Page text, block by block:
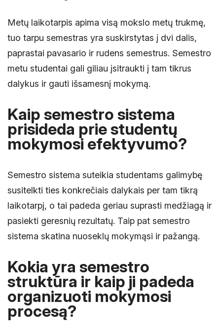
Metų laikotarpis apima visą mokslo metų trukmę,
tuo tarpu semestras yra suskirstytas į dvi dalis,
paprastai pavasario ir rudens semestrus. Semestro
metu studentai gali giliau įsitraukti į tam tikrus
dalykus ir gauti išsamesnį mokymą.
Kaip semestro sistema
prisideda prie studentų
mokymosi efektyvumo?
Semestro sistema suteikia studentams galimybę
susitelkti ties konkrečiais dalykais per tam tikrą
laikotarpį, o tai padeda geriau suprasti medžiagą ir
pasiekti geresnių rezultatų. Taip pat semestro
sistema skatina nuoseklų mokymąsi ir pažangą.
Kokia yra semestro
struktūra ir kaip ji padeda
organizuoti mokymosi
procesą?